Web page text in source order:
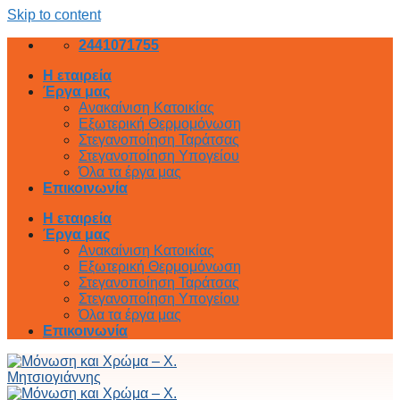
Skip to content
2441071755
Η εταιρεία
Έργα μας
Ανακαίνιση Κατοικίας
Εξωτερική Θερμομόνωση
Στεγανοποίηση Ταράτσας
Στεγανοποίηση Υπογείου
Όλα τα έργα μας
Επικοινωνία
Η εταιρεία
Έργα μας
Ανακαίνιση Κατοικίας
Εξωτερική Θερμομόνωση
Στεγανοποίηση Ταράτσας
Στεγανοποίηση Υπογείου
Όλα τα έργα μας
Επικοινωνία